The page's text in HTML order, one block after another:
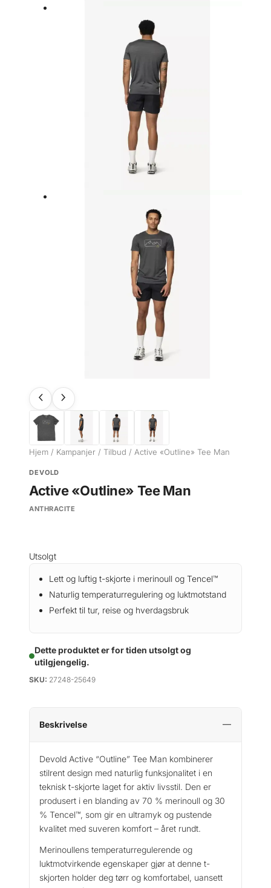
Hjem / Kampanjer / Tilbud / Active «Outline» Tee Man
DEVOLD
Active «Outline» Tee Man
ANTHRACITE
Utsolgt
Lett og luftig t-skjorte i merinoull og Tencel™
Naturlig temperaturregulering og luktmotstand
Perfekt til tur, reise og hverdagsbruk
Dette produktet er for tiden utsolgt og
utilgjengelig.
SKU: 27248-25649
Beskrivelse
Devold Active “Outline” Tee Man kombinerer
stilrent design med naturlig funksjonalitet i en
teknisk t-skjorte laget for aktiv livsstil. Den er
produsert i en blanding av 70 % merinoull og 30
% Tencel™, som gir en ultramyk og pustende
kvalitet med suveren komfort – året rundt.
Merinoullens temperaturregulerende og
luktmotvirkende egenskaper gjør at denne t-
skjorten holder deg tørr og komfortabel, uansett